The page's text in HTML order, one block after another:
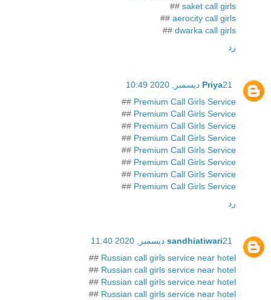
saket call girls
##
aerocity call girls
##
dwarka call girls
##
رد
Priya21 ديسمبر, 2020 10:49
Premium Call Girls Service
##
Premium Call Girls Service
##
Premium Call Girls Service
##
Premium Call Girls Service
##
Premium Call Girls Service
##
Premium Call Girls Service
##
Premium Call Girls Service
##
Premium Call Girls Service
##
رد
sandhiatiwari21 ديسمبر, 2020 11:40
Russian call girls service near hotel
##
Russian call girls service near hotel
##
Russian call girls service near hotel
##
Russian call girls service near hotel
##